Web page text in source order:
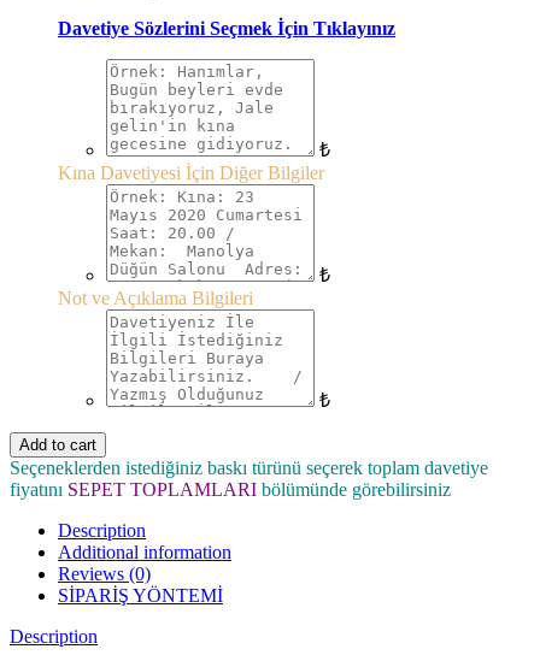
Davetiye Sözlerini Seçmek İçin Tıklayınız
₺
Kına Davetiyesi İçin Diğer Bilgiler
₺
Not ve Açıklama Bilgileri
₺
Add to cart
Seçeneklerden istediğiniz baskı türünü seçerek toplam davetiye
fiyatını SEPET TOPLAMLARI bölümünde görebilirsiniz
Description
Additional information
Reviews (0)
SİPARİŞ YÖNTEMİ
Description